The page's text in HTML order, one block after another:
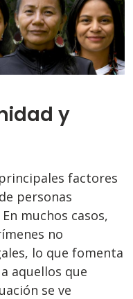
y
factores
personas
muchos casos,
no
lo que fomenta
aquellos que
se ve